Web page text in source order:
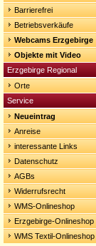
Barrierefrei
Betriebsverkäufe
Webcams Erzgebirge
Objekte mit Video
Erzgebirge Regional
Orte
Service
Neueintrag
Anreise
interessante Links
Datenschutz
AGBs
Widerrufsrecht
WMS-Onlineshop
Erzgebirge-Onlineshop
WMS Textil-Onlineshop